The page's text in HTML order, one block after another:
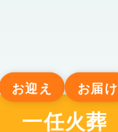
一任火葬
お迎え お届け